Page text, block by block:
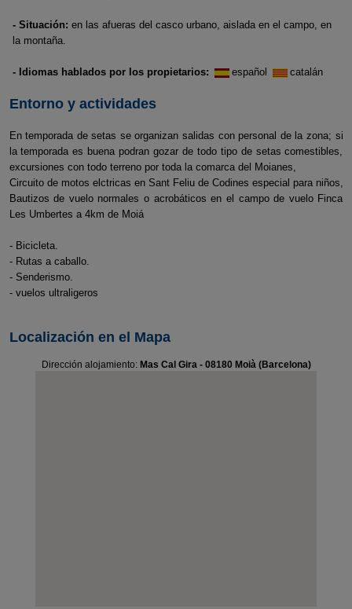
- Situación: en las afueras del casco urbano, aislada en el campo, en
la montaña.
- Idiomas hablados por los propietarios: español catalán
Entorno y actividades
En temporada de setas se organizan salidas con personal de la zona; si
la temporada es buena podran gozar de todo tipo de setas comestibles,
excursiones con todo terreno por toda la comarca del Moianes,
Circuito de motos elctricas en Sant Feliu de Codines especial para niños,
Bautizos de vuelo normales o acrobáticos en el campo de vuelo Finca
Les Umbertes a 4km de Moiá
- Bicicleta.
- Rutas a caballo.
- Senderismo.
- vuelos ultraligeros
Localización en el Mapa
Dirección alojamiento: Mas Cal Gira - 08180 Moià (Barcelona)